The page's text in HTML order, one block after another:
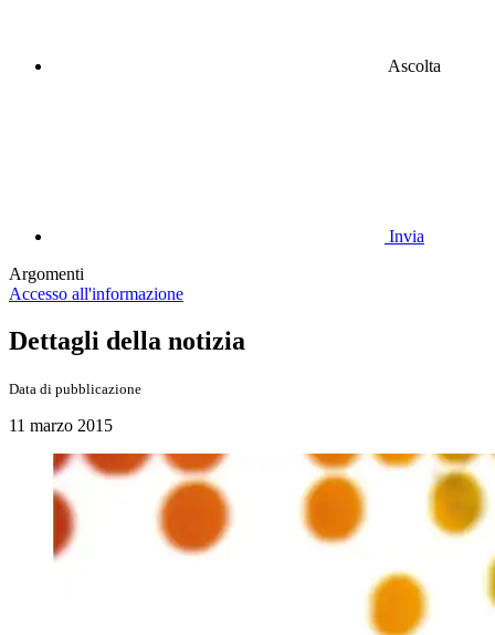
Ascolta
Invia
Argomenti
Accesso all'informazione
Dettagli della notizia
Data di pubblicazione
11 marzo 2015